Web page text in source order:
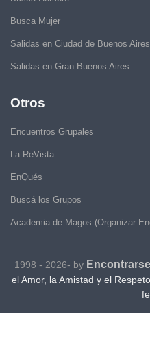
Busca Mujer
Salidas en Ciudad de Buenos Aires
Salidas en Gran Buenos Aires
Otros
Encuentros Grupales
La ReVista
EnQués
Buscá los Grupos
Academia de Magos (Organizar
1998 - 2026- by
el Amor, la Amistad y el